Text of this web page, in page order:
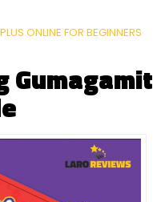
ONLINE FOR BEGINNERS
Gumagamit